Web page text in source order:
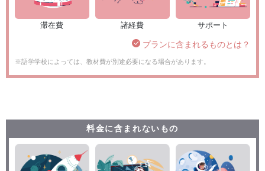
滞在費 諸経費 サポート
プランに含まれるものとは？
※語学学校によっては、教材費が別途必要になる場合があります。
料金に含まれないもの